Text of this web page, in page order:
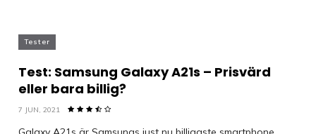
Tester
Test: Samsung Galaxy A21s – Prisvärd
eller bara billig?
7 JUN, 2021